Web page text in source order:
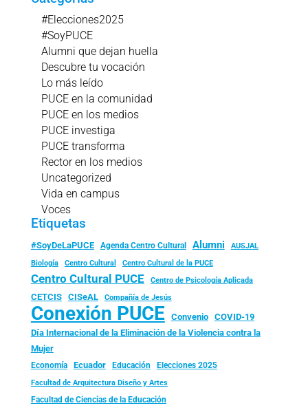
#Elecciones2025
#SoyPUCE
Alumni que dejan huella
Descubre tu vocación
Lo más leído
PUCE en la comunidad
PUCE en los medios
PUCE investiga
PUCE transforma
Rector en los medios
Uncategorized
Vida en campus
Voces
Etiquetas
#SoyDeLaPUCE Agenda Centro Cultural Alumni
AUSJAL
Biología
Centro Cultural Centro Cultural de la PUCE
Centro Cultural PUCE Centro de Psicología Aplicada
CETCIS CISeAL Compañía de Jesús
Conexión PUCE Convenio
COVID-19
Día Internacional de la Eliminación de la Violencia contra la
Mujer
Economía Ecuador Educación Elecciones 2025
Facultad de Arquitectura Diseño y Artes
Facultad de Ciencias de la Educación